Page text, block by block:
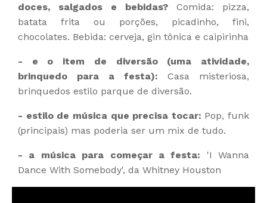
doces, salgados e bebidas? Comida: pizza,
batata frita ou porções, picadinho, fini,
chocolates. Bebida: cerveja, gin tônica e caipirinha
- e o item de diversão (uma atividade,
brinquedo para a festa): Casa misteriosa,
brinquedos estilo parque de diversão.
- estilo de música que precisa tocar: Pop, funk
(principais) mas poderia ser um mix de tudo.
- a música para começar a festa: 'I Wanna
Dance With Somebody', da Whitney Houston